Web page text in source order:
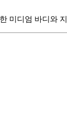
미디엄 바디와